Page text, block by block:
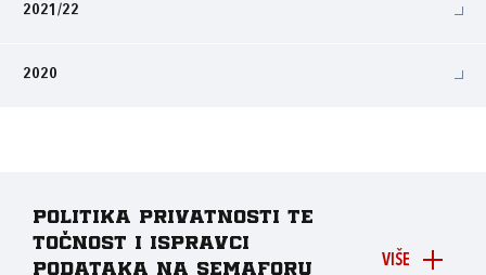
2021/22
2020
VIŠE
Politika privatnosti te
točnost i ispravci
podataka na Semaforu